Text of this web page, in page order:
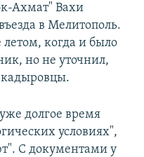
Ахмат" Вахи
в Мелитополь.
когда и было
но не уточнил,
кадыровцы.
долгое время
условиях",
С документами у